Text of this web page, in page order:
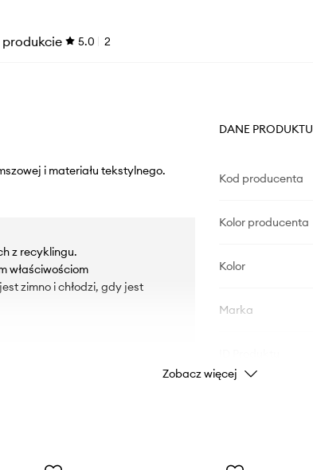
5.0 2
i materiału tekstylnego.
z recyklingu.
właściwościom
zimno i chłodzi, gdy jest
DANE PRODUKTU
Kod producenta
Kolor producenta
Kolor
Marka
Zobacz więcej